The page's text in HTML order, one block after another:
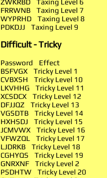
ZWKRBD Taxing Level 6
FRRWNB Taxing Level 7
WYPRHD Taxing Level 8
PDKDJJ Taxing Level 9
Difficult - Tricky
Password Effect
BSFVGX Tricky Level 1
CVBXSH Tricky Level 10
LKVHHG Tricky Level 11
XCSDCX Tricky Level 12
DFJJQZ Tricky Level 13
VGSDTB Tricky Level 14
HXHSDJ Tricky Level 15
JCMVWX Tricky Level 16
VFWZQL Tricky Level 17
LJDRKB Tricky Level 18
CGHYQS Tricky Level 19
GNRXNF Tricky Level 2
PSDHTW Tricky Level 20